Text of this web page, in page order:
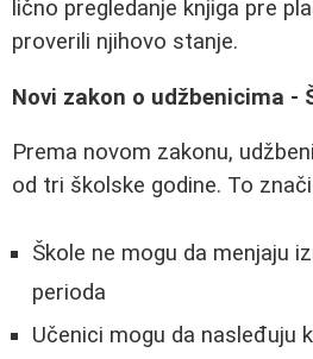
lično pregledanje knjiga pre
proverili njihovo stanje.
Novi zakon o udžbenicima -
Prema novom zakonu,
od tri školske godine. To
Škole ne mogu da menjaju
perioda
Učenici mogu da nasleđuju